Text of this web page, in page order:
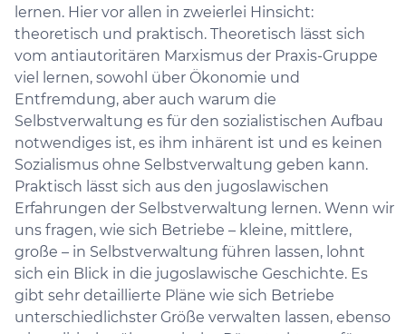
lernen. Hier vor allen in zweierlei Hinsicht:
theoretisch und praktisch. Theoretisch lässt sich
vom antiautoritären Marxismus der Praxis-Gruppe
viel lernen, sowohl über Ökonomie und
Entfremdung, aber auch warum die
Selbstverwaltung es für den sozialistischen Aufbau
notwendiges ist, es ihm inhärent ist und es keinen
Sozialismus ohne Selbstverwaltung geben kann.
Praktisch lässt sich aus den jugoslawischen
Erfahrungen der Selbstverwaltung lernen. Wenn wir
uns fragen, wie sich Betriebe – kleine, mittlere,
große – in Selbstverwaltung führen lassen, lohnt
sich ein Blick in die jugoslawische Geschichte. Es
gibt sehr detaillierte Pläne wie sich Betriebe
unterschiedlichster Größe verwalten lassen, ebenso